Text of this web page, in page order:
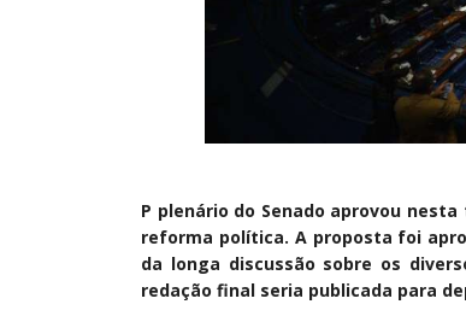
P plenário do Senado aprovou
reforma política. A proposta foi
da longa discussão sobre os
redação final seria publicada para